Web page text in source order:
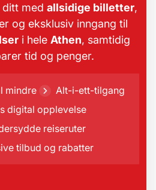
ditt med allsidige billetter,
og eksklusiv inngang til
i hele Athen, samtidig
tid og penger.
mindre
Alt-i-ett-tilgang
digital opplevelse
reiseruter
tilbud og rabatter